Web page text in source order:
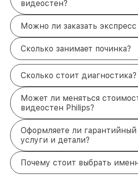
видеостен?
Можно ли заказать
Сколько занимает починка?
Сколько стоит диагностика?
Может ли меняться
видеостен Philips?
Оформляете ли
услуги и детали?
Почему стоит выбрать